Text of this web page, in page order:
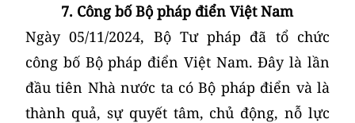
7. Công bố Bộ pháp điển Việt Nam
Ngày 05/11/2024, Bộ Tư pháp đã tổ chức
công bố Bộ pháp điển Việt Nam. Đây là lần
đầu tiên Nhà nước ta có Bộ pháp điển và là
thành quả, sự quyết tâm, chủ động, nỗ lực